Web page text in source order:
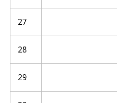
27
28
29